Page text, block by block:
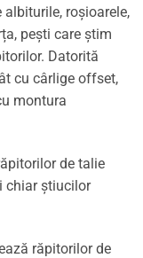
roșioarele,
pești care știm
Datorită
cu cârlige offset,
montura
de talie
chiar știucilor
răpitorilor de